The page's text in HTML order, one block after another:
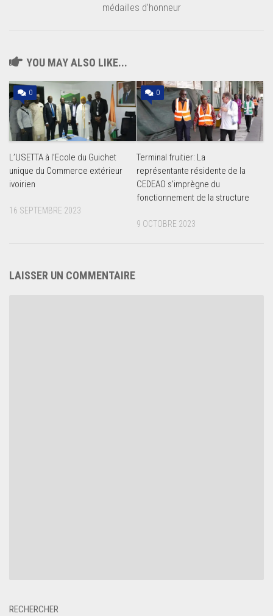
médailles d’honneur
YOU MAY ALSO LIKE...
0
L’USETTA à l’Ecole du Guichet
unique du Commerce extérieur
ivoirien
16 SEPTEMBRE 2023
0
Terminal fruitier: La
représentante résidente de la
CEDEAO s’imprègne du
fonctionnement de la structure
9 OCTOBRE 2023
LAISSER UN COMMENTAIRE
RECHERCHER